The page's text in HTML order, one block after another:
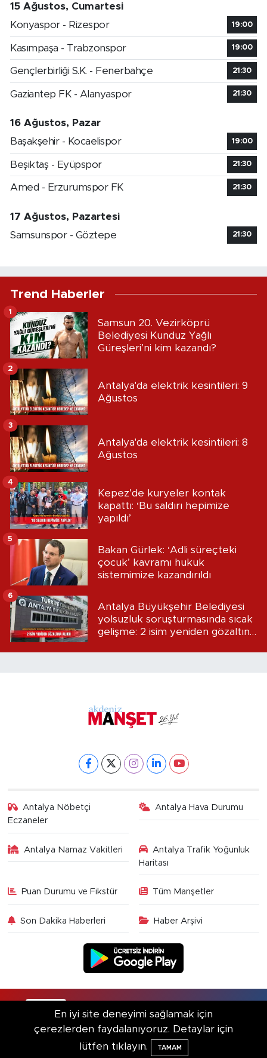
15 Ağustos, Cumartesi
Konyaspor - Rizespor
19:00
Kasımpaşa - Trabzonspor 19:00
Gençlerbirliği S.K. - Fenerbahçe 21:30
Gaziantep FK - Alanyaspor 21:30
16 Ağustos, Pazar
Başakşehir - Kocaelispor
19:00
Beşiktaş - Eyüpspor 21:30
Amed - Erzurumspor FK 21:30
17 Ağustos, Pazartesi
Samsunspor - Göztepe
21:30
Trend Haberler
Samsun 20. Vezirköprü
Belediyesi Kunduz Yağlı
Güreşleri’ni kim kazandı?
1
Antalya'da elektrik kesintileri: 9
Ağustos
2
Antalya'da elektrik kesintileri: 8
Ağustos
3
Kepez’de kuryeler kontak
kapattı: ‘Bu saldırı hepimize
yapıldı’
4
Bakan Gürlek: ‘Adli süreçteki
çocuk’ kavramı hukuk
sistemimize kazandırıldı
5
Antalya Büyükşehir Belediyesi
yolsuzluk soruşturmasında sıcak
gelişme: 2 isim yeniden gözaltına
6
Antalya Nöbetçi
Eczaneler
Antalya Hava Durumu
Antalya Namaz Vakitleri
Antalya Trafik Yoğunluk
Haritası
Puan Durumu ve Fikstür Tüm Manşetler
Son Dakika Haberleri Haber Arşivi
Haber Yazılımı:TE Bilişim
En iyi site deneyimi sağlamak için
çerezlerden faydalanıyoruz. Detaylar için
lütfen tıklayın.
TAMAM